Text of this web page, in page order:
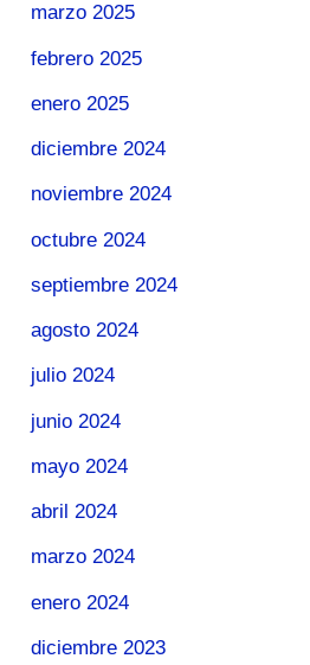
marzo 2025
febrero 2025
enero 2025
diciembre 2024
noviembre 2024
octubre 2024
septiembre 2024
agosto 2024
julio 2024
junio 2024
mayo 2024
abril 2024
marzo 2024
enero 2024
diciembre 2023